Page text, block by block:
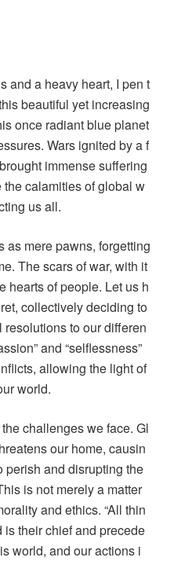
and a heavy heart, I pen t
beautiful yet increasing
once radiant blue planet
Wars ignited by a f
immense suffering
calamities of global w
us all.
as mere pawns, forgetting
The scars of war, with it
hearts of people. Let us h
collectively deciding to
to our differen
and “selflessness”
allowing the light of
world.
challenges we face. Gl
our home, causin
perish and disrupting the
is not merely a matter
and ethics. “All thin
is their chief and precede
world, and our actions i